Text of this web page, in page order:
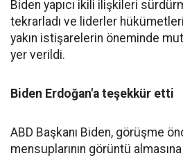
Biden yapıcı ikili ilişkileri
tekrarladı ve liderler
yakın istişarelerin öneminde
yer verildi.
Biden Erdoğan'a teşekkür etti
ABD Başkanı Biden, görüşme
mensuplarının görüntü